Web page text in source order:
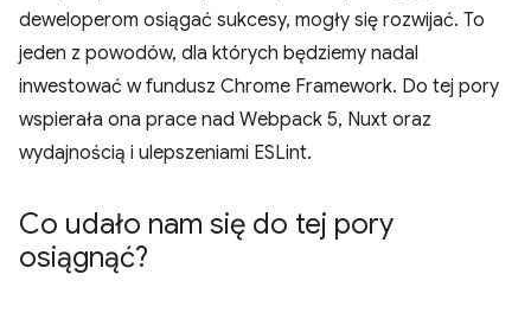
deweloperom osiągać sukcesy, mogły się rozwijać. To
jeden z powodów, dla których będziemy nadal
inwestować w fundusz Chrome Framework. Do tej pory
wspierała ona prace nad Webpack 5, Nuxt oraz
wydajnością i ulepszeniami ESLint.
Co udało nam się do tej pory
osiągnąć?